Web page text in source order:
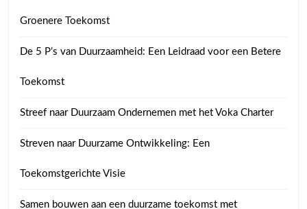
Groenere Toekomst
De 5 P’s van Duurzaamheid: Een Leidraad voor een Betere
Toekomst
Streef naar Duurzaam Ondernemen met het Voka Charter
Streven naar Duurzame Ontwikkeling: Een
Toekomstgerichte Visie
Samen bouwen aan een duurzame toekomst met